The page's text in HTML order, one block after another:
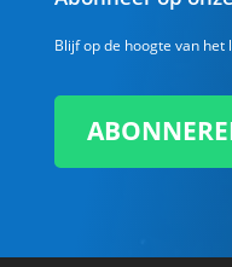
Blijf op de hoogte van het